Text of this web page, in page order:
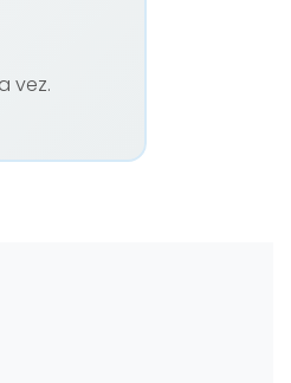
vez.